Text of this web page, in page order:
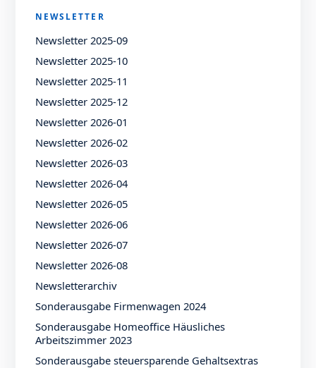
NEWSLETTER
Newsletter 2025-09
Newsletter 2025-10
Newsletter 2025-11
Newsletter 2025-12
Newsletter 2026-01
Newsletter 2026-02
Newsletter 2026-03
Newsletter 2026-04
Newsletter 2026-05
Newsletter 2026-06
Newsletter 2026-07
Newsletter 2026-08
Newsletterarchiv
Sonderausgabe Firmenwagen 2024
Sonderausgabe Homeoffice Häusliches
Arbeitszimmer 2023
Sonderausgabe steuersparende Gehaltsextras